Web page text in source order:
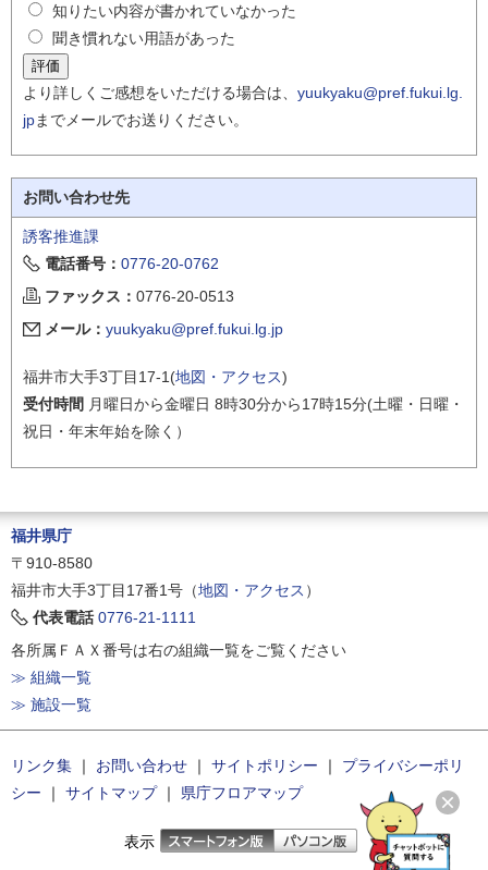
知りたい内容が書かれていなかった
聞き慣れない用語があった
より詳しくご感想をいただける場合は、 yuukyaku@pref.fukui.lg.
jpまでメールでお送りください。
お問い合わせ先
誘客推進課
電話番号： 0776-20-0762
ファックス： 0776-20-0513
メール： yuukyaku@pref.fukui.lg.jp
福井市大手3丁目17-1(地図・アクセス)
受付時間 月曜日から金曜日 8時30分から17時15分(土曜・日曜・
祝日・年末年始を除く）
福井県庁
〒910-8580
福井市大手3丁目17番1号（地図・アクセス ）
代表電話 0776-21-1111
各所属ＦＡＸ番号は右の組織一覧をご覧ください
≫ 組織一覧
≫ 施設一覧
リンク集 ｜ お問い合わせ ｜ サイトポリシー ｜
プライバシーポリ
シー ｜ サイトマップ｜ 県庁フロアマップ
表示